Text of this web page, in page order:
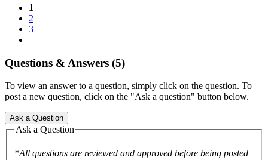
1
2
3
Questions & Answers (5)
To view an answer to a question, simply click on the question. To
post a new question, click on the "Ask a question" button below.
Ask a Question
Ask a Question
*All questions are reviewed and approved before being posted